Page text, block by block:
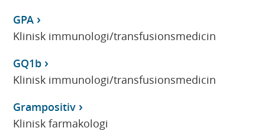
GPA
Klinisk immunologi/transfusionsmedicin
GQ1b
Klinisk immunologi/transfusionsmedicin
Grampositiv
Klinisk farmakologi